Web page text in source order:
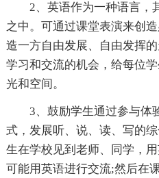
2、英语作为一种语言，
之中。可通过课堂表演来创
造一方自由发展、自由发挥
学习和交流的机会，给每位
光和空间。
3、鼓励学生通过参与体
式，发展听、说、读、写的
生在学校见到老师、同学，
可能用英语进行交流;然后在